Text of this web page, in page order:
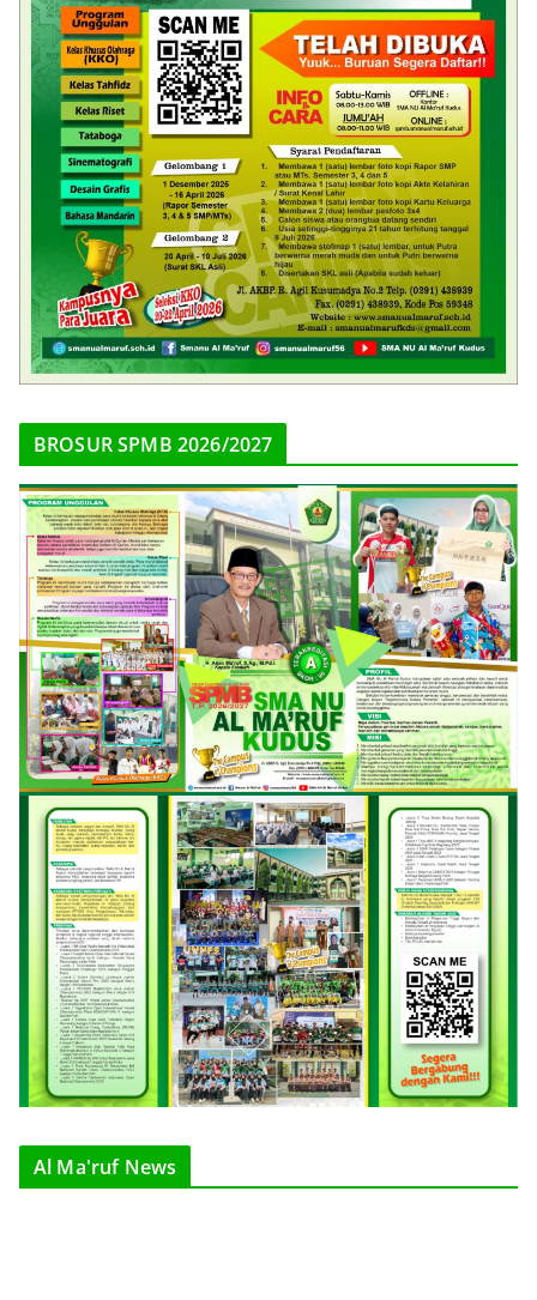
BROSUR SPMB 2026/2027
Al Ma'ruf News